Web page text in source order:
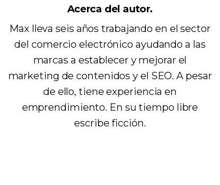
Acerca del autor.
Max lleva seis años trabajando en el sector
del comercio electrónico ayudando a las
marcas a establecer y mejorar el
marketing de contenidos y el SEO. A pesar
de ello, tiene experiencia en
emprendimiento. En su tiempo libre
escribe ficción.